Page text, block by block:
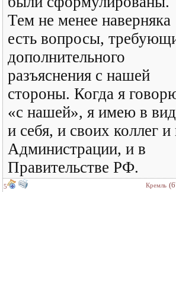
Тем не менее наверняка
есть вопросы,
дополнительного
разъяснения с нашей
стороны. Когда я
«с нашей», я имею в
и себя, и своих коллег и
Администрации, и в
Правительстве РФ.
5 Кремль